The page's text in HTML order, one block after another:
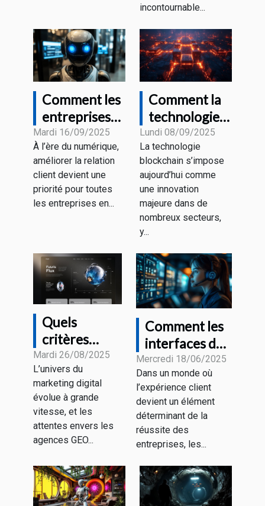
incontournable...
Comment les
entreprises
transforment
leur service
client avec le
chatbot GPT
Mardi 16/09/2025
À l’ère du numérique,
améliorer la relation
client devient une
priorité pour toutes
les entreprises en...
Comment la
technologie
blockchain
transforme-
t-elle le
marketing
numérique ?
Lundi 08/09/2025
La technologie
blockchain s’impose
aujourd’hui comme
une innovation
majeure dans de
nombreux secteurs,
y...
Quels
critères
définissent la
meilleure
agence GEO
2025 ?
Mardi 26/08/2025
L’univers du
marketing digital
évolue à grande
vitesse, et les
attentes envers les
agences GEO...
Comment les
interfaces de
dialogue
intelligentes
transforment-
elles le service
client ?
Mercredi 18/06/2025
Dans un monde où
l’expérience client
devient un élément
déterminant de la
réussite des
entreprises, les...